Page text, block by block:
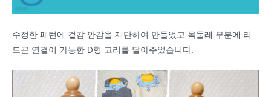
수정한 패턴에 겉감 안감을 재단하여 만들었고 목둘레 부분에 리
드끈 연결이 가능한 D형 고리를 달아주었습니다.